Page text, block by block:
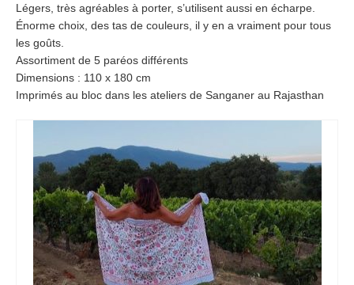
Présentation Marie-Lise Corda
Blog
Contact
Légers, très agréables à porter, s’utilisent aussi en écharpe.
Énorme choix, des tas de couleurs, il y en a vraiment pour tous
les goûts.
Assortiment de 5 paréos différents
Dimensions : 110 x 180 cm
Imprimés au bloc dans les ateliers de Sanganer au Rajasthan